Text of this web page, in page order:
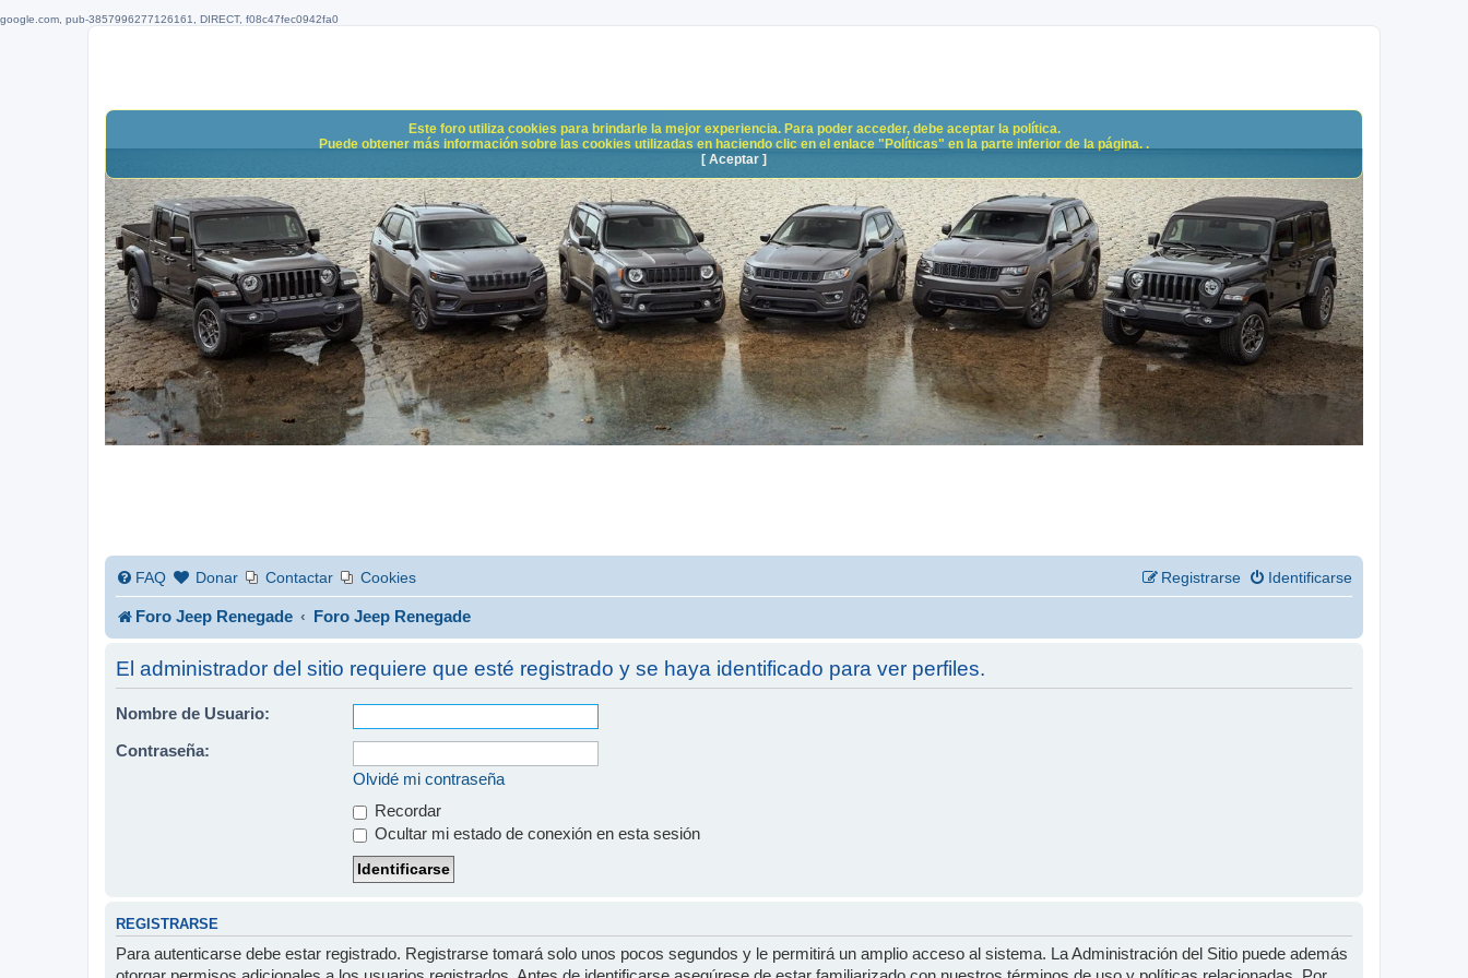
google.com, pub-3857996277126161, DIRECT, f08c47fec0942fa0
FAQ Donar Contactar Cookies Identificarse
Registrarse
Foro Jeep Renegade Foro Jeep Renegade
El administrador del sitio requiere que esté registrado y se haya identificado para ver perfiles.
Nombre de Usuario:
Contraseña:
Olvidé mi contraseña
Recordar
Ocultar mi estado de conexión en esta sesión
REGISTRARSE
Para autenticarse debe estar registrado. Registrarse tomará solo unos pocos segundos y le permitirá un amplio acceso al sistema. La Administración del Sitio puede además
Este foro utiliza cookies para brindarle la mejor experiencia. Para poder acceder, debe aceptar la política.
Puede obtener más información sobre las cookies utilizadas en haciendo clic en el enlace "Políticas" en la parte inferior de la página. .
[ Aceptar ]